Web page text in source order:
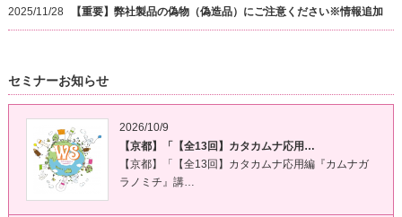
2025/11/28 【重要】弊社製品の偽物（偽造品）にご注意ください※情報追加
セミナーお知らせ
2026/10/9
【京都】「【全13回】カタカムナ応用…
【京都】「【全13回】カタカムナ応用編『カムナガ
ラノミチ』講…